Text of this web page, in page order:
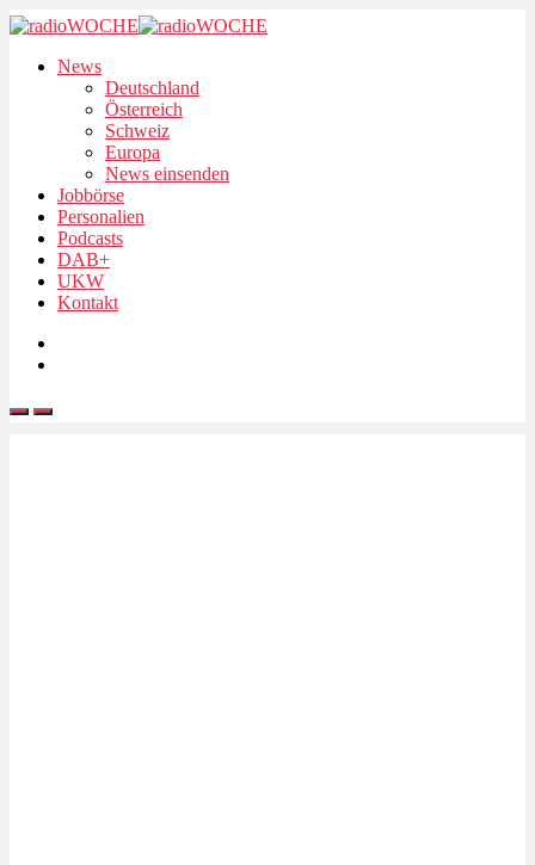
News
Deutschland
Österreich
Schweiz
Europa
News einsenden
Jobbörse
Personalien
Podcasts
DAB+
UKW
Kontakt